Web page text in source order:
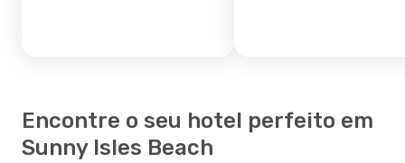
Encontre o seu hotel perfeito em
Sunny Isles Beach